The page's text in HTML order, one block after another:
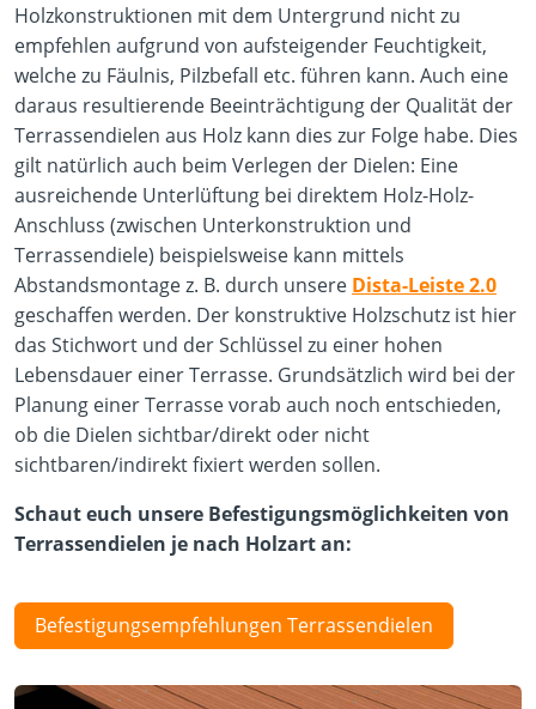
Holzkonstruktionen mit dem Untergrund nicht zu
empfehlen aufgrund von aufsteigender Feuchtigkeit,
welche zu Fäulnis, Pilzbefall etc. führen kann. Auch eine
daraus resultierende Beeinträchtigung der Qualität der
Terrassendielen aus Holz kann dies zur Folge habe. Dies
gilt natürlich auch beim Verlegen der Dielen: Eine
ausreichende Unterlüftung bei direktem Holz-Holz-
Anschluss (zwischen Unterkonstruktion und
Terrassendiele) beispielsweise kann mittels
Abstandsmontage z. B. durch unsere Dista-Leiste 2.0
geschaffen werden. Der konstruktive Holzschutz ist hier
das Stichwort und der Schlüssel zu einer hohen
Lebensdauer einer Terrasse. Grundsätzlich wird bei der
Planung einer Terrasse vorab auch noch entschieden,
ob die Dielen sichtbar/direkt oder nicht
sichtbaren/indirekt fixiert werden sollen.
Schaut euch unsere Befestigungsmöglichkeiten von
Terrassendielen je nach Holzart an:
Befestigungsempfehlungen Terrassendielen